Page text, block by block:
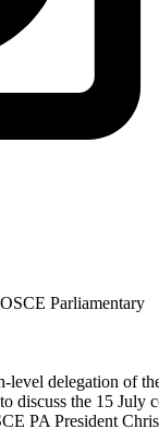
Parliamentary
delegation of
discuss the 15 July
PA President